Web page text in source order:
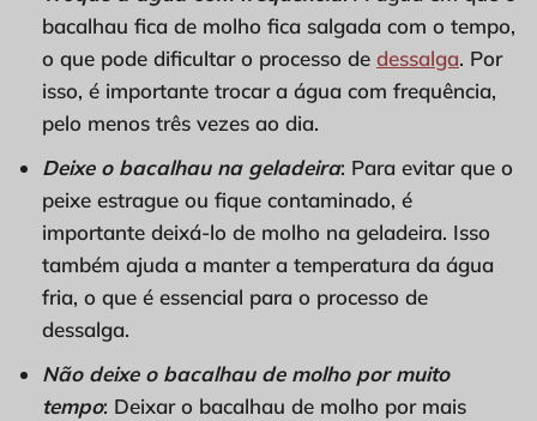
bacalhau fica de molho fica salgada com o tempo,
o que pode dificultar o processo de dessalga. Por
isso, é importante trocar a água com frequência,
pelo menos três vezes ao dia.
Deixe o bacalhau na geladeira: Para evitar que o
peixe estrague ou fique contaminado, é
importante deixá-lo de molho na geladeira. Isso
também ajuda a manter a temperatura da água
fria, o que é essencial para o processo de
dessalga.
Não deixe o bacalhau de molho por muito
tempo: Deixar o bacalhau de molho por mais